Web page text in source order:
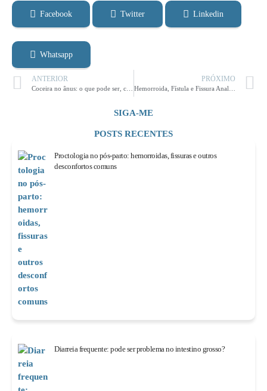
Facebook Twitter Linkedin
Whatsapp
ANTERIOR PRÓXIMO
SIGA-ME
POSTS RECENTES
Proctologia no pós-parto: hemorroidas, fissuras e outros
desconfortos comuns
Diarreia frequente: pode ser problema no intestino grosso?